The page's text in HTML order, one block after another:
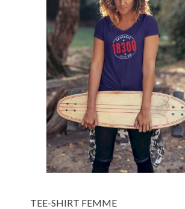
TEE-SHIRT FEMME